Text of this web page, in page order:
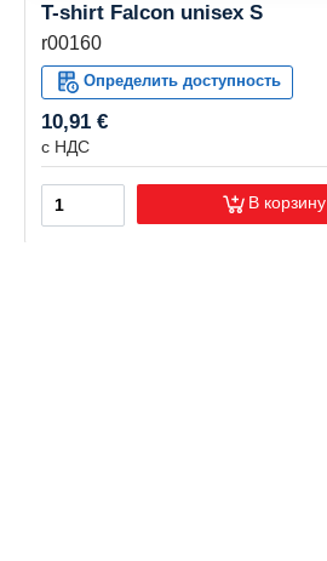
T-shirt Falcon unisex S
r00160
Определить доступность
10,91 €
с НДС
В корзину